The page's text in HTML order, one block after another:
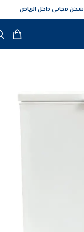
شحن مجاني داخل الرياض